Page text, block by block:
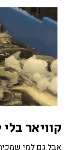
קוויאר
אבל גם למי